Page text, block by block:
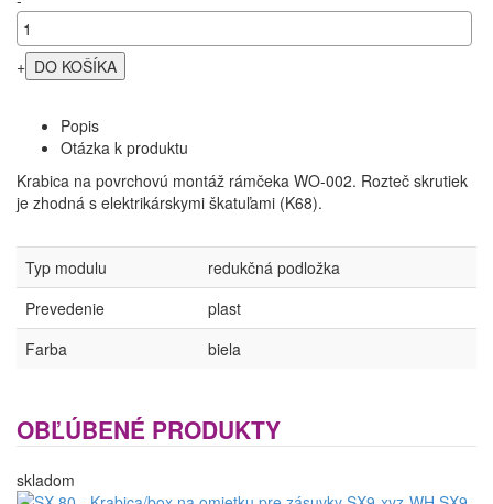
+
Popis
Otázka k produktu
Krabica na povrchovú montáž rámčeka WO-002. Rozteč skrutiek
je zhodná s elektrikárskymi škatuľami (K68).
Typ modulu
redukčná podložka
Prevedenie
plast
Farba
biela
OBĽÚBENÉ PRODUKTY
skladom